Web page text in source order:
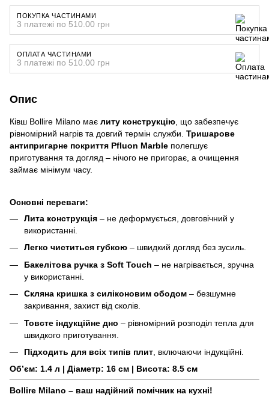
ПОКУПКА ЧАСТИНАМИ
3 платежі по 510.00 грн
ОПЛАТА ЧАСТИНАМИ
3 платежі по 510.00 грн
Опис
Ківш Bollire Milano має литу конструкцію , що забезпечує
рівномірний нагрів та довгий термін служби. Тришарове
антипригарне покриття Pfluon Marble полегшує
приготування та догляд – нічого не пригорає, а очищення
займає мінімум часу.
Основні переваги:
Лита конструкція – не деформується, довговічний у
використанні.
Легко чиститься губкою – швидкий догляд без зусиль.
Бакелітова ручка з Soft Touch – не нагрівається, зручна
у використанні.
Скляна кришка з силіконовим ободом – безшумне
закривання, захист від сколів.
Товсте індукційне дно – рівномірний розподіл тепла для
швидкого приготування.
Підходить для всіх типів плит , включаючи індукційні.
Об’єм: 1.4 л | Діаметр: 16 см | Висота: 8.5 см
Bollire Milano – ваш надійний помічник на кухні!